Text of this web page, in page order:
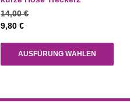
14,00€
9,80€
AUSFÜRUNG WÄHLEN